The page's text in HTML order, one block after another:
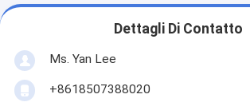
Dettagli Di Contatto
Ms. Yan Lee
+8618507388020